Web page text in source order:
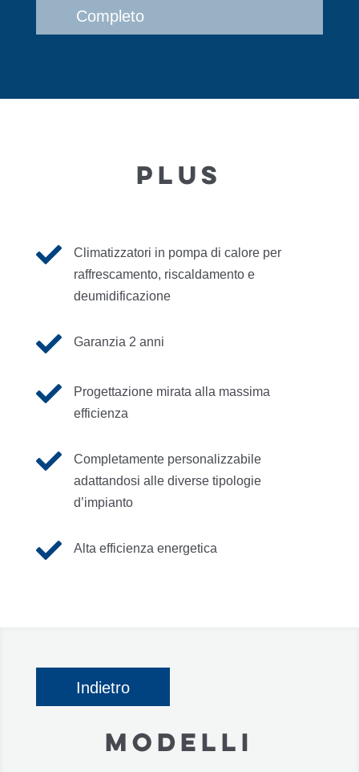
Completo
PLUS

Climatizzatori in pompa di calore per
raffrescamento, riscaldamento e
deumidificazione
 Garanzia 2 anni

Progettazione mirata alla massima
efficienza

Completamente personalizzabile
adattandosi alle diverse tipologie
d’impianto
 Alta efficienza energetica
Indietro
MODELLI